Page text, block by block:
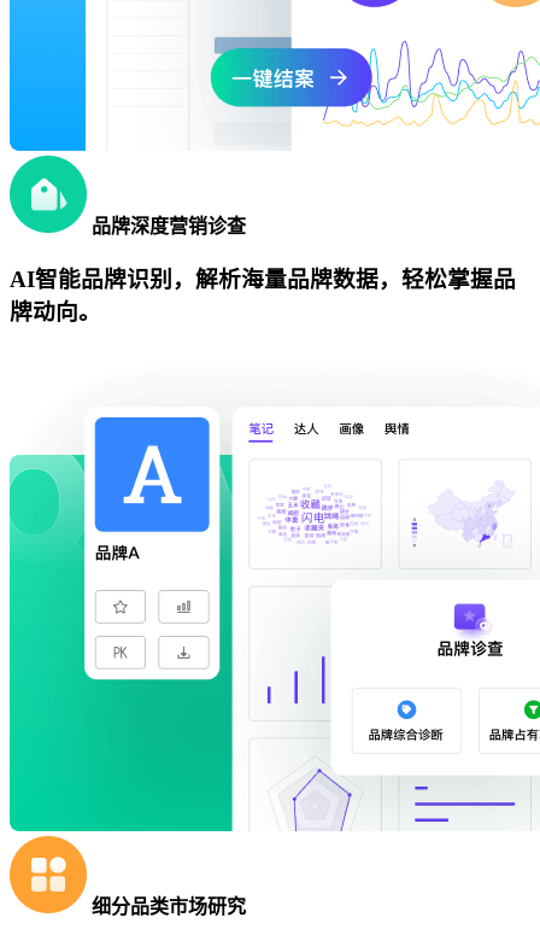
品牌深度营销诊查
AI智能品牌识别，解析海量品牌数据，轻松掌握品
牌动向。
细分品类市场研究